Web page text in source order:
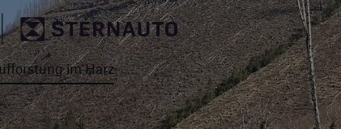
Hauptregion der Seite anspringen
im Harz